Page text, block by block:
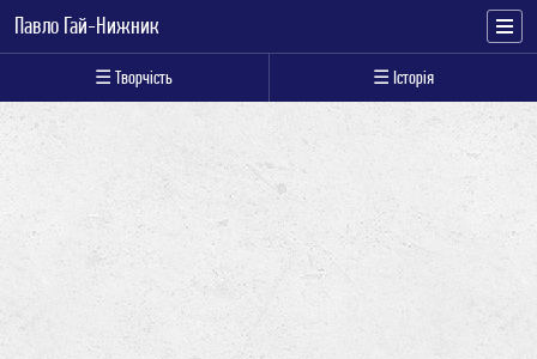
Павло Гай-Нижник
☰ Творчість ☰ Історія